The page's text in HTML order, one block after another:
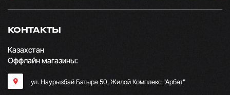
КОНТАКТЫ
Казахстан
Оффлайн магазины:
ул. Наурызбай Батыра 50, Жилой Комплекс "Арбат"